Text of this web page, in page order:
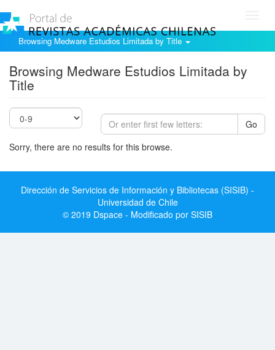
Browsing Medware Estudios Limitada by Title
Browsing Medware Estudios Limitada by
Title
Go
Sorry, there are no results for this browse.
Dirección de Servicios de Información y Bibliotecas (SISIB) -
Universidad de Chile
© 2019 Dspace - Modificado por SISIB